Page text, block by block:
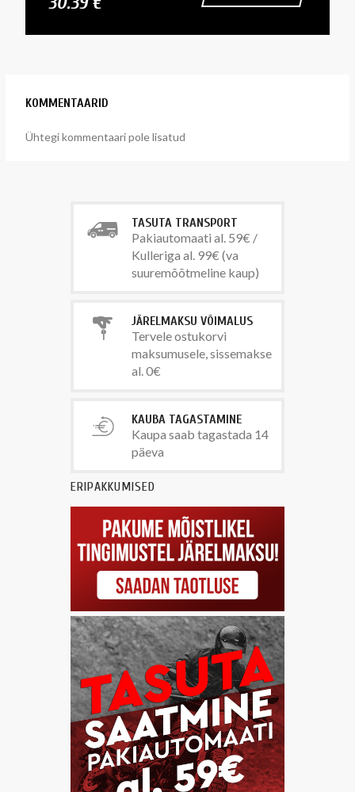
KOMMENTAARID
Ühtegi kommentaari pole lisatud
TASUTA TRANSPORT
Pakiautomaati al. 59€ /
Kulleriga al. 99€ (va
suuremõõtmeline kaup)
JÄRELMAKSU VÕIMALUS
Tervele ostukorvi
maksumusele, sissemakse
al. 0€
KAUBA TAGASTAMINE
Kaupa saab tagastada 14
päeva
ERIPAKKUMISED